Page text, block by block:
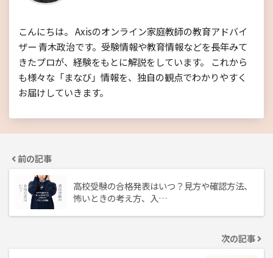
こんにちは。 Axisのオンライン家庭教師の教育アドバイ
ザー 青木政治です。受験情報や教育情報などを長年みて
きたプロが、経験をもとに解説をしています。 これから
も様々な「まなび」情報を、独自の観点でわかりやすく
お届けしていきます。
前の記事
高校受験の合格発表はいつ？見方や確認方法、
怖いときの考え方、入…
次の記事